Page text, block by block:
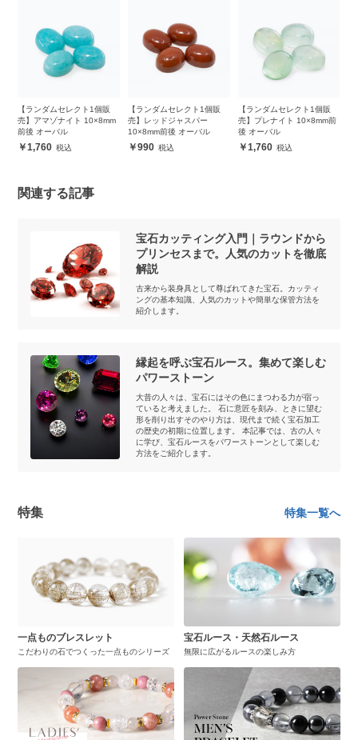
【ランダムセレクト1個販
売】レッドジャスパー
10×8mm前後 オーバル
990
【ランダムセレクト1個販
売】プレナイト 10×8mm前
後 オーバル
1,760
【ランダムセレクト1個販
売】ブルーレース 10×8mm
前後 オーバル
990
関連する記事
宝石カッティング入門｜ラウンドから
プリンセスまで。人気のカットを徹底
解説
古来から装身具として尊ばれてきた宝石。カッティ
ングの基本知識、人気のカットや簡単な保管方法を
紹介します。
縁起を呼ぶ宝石ルース。集めて楽しむ
パワーストーン
大昔の人々は、宝石にはその色にまつわる力が宿っ
ていると考えました。 石に意匠を刻み、ときに望む
形を削り出すそのやり方は、現代まで続く宝石加工
の歴史の初期に位置します。 本記事では、古の人々
に学び、宝石ルースをパワーストーンとして楽しむ
方法をご紹介します。
特集 特集一覧へ
一点ものブレスレット
こだわりの石でつくった一点ものシリーズ
宝石ルース・天然石ルース
無限に広がるルースの楽しみ方